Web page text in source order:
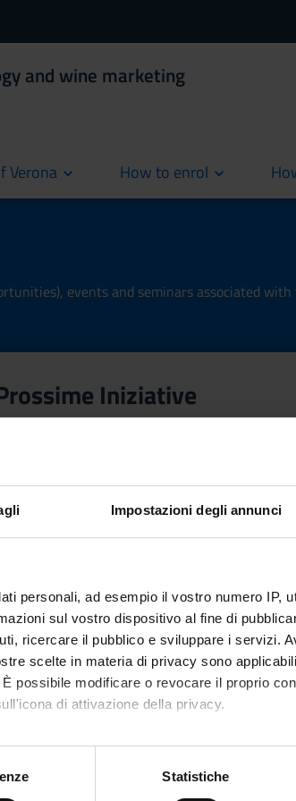
Impostazioni degli annunci
personali, ad esempio il vostro numero IP,
sul vostro dispositivo al fine di
ricercare il pubblico e sviluppare i servizi.
scelte in materia di privacy sono
possibile modificare o revocare il proprio
di attivazione della privacy.
geografica, con un'approssimazione di
Statistiche
and wine marketing
Verona How to enrol
events and seminars associated
Iniziative
il Congresso Italiano
ricerca, innovazione e networking con oltre
di Verona ha fatto da cornice a
&ndash
Salvatore Fusco
inizio:
See all